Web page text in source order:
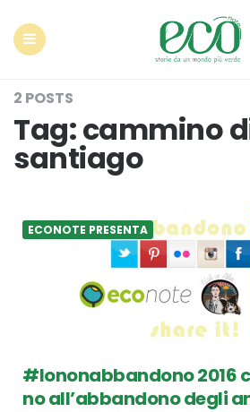
2 POSTS
Tag:cammino
santiago
ECONOTE PRESENTA
#Iononabbandono 2016
no all’abbandono degli